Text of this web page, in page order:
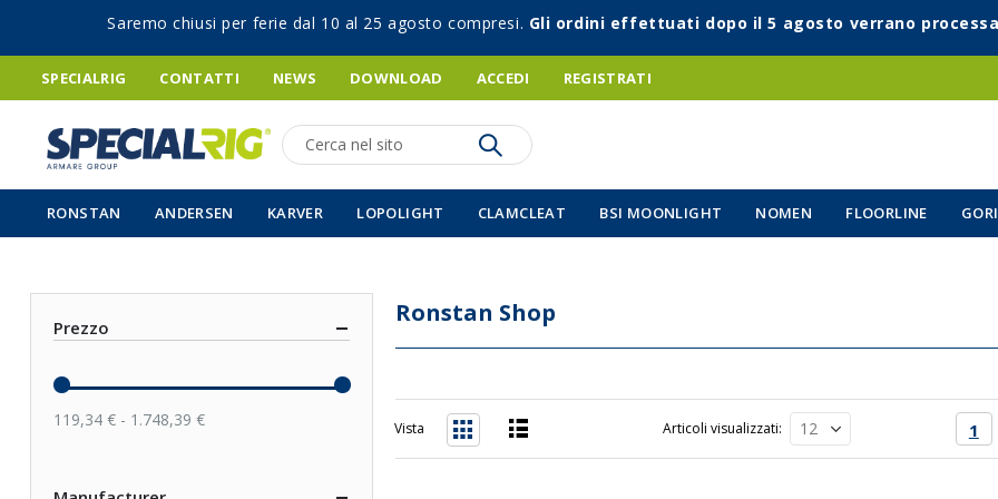
Saremo chiusi per ferie dal 10 al 25 agosto compresi. Gli ordini effettuati dopo il 5 agosto verrano
SPECIALRIG CONTATTI NEWS DOWNLOAD ACCEDI REGISTRATI
Ricerca
RONSTAN ANDERSEN KARVER LOPOLIGHT CLAMCLEAT BSI MOONLIGHT NOMEN FLOORLINE
Ronstan Shop
Pagina
1
Articoli visualizzati
Vista
Prezzo
119,34 € - 1.748,39 €